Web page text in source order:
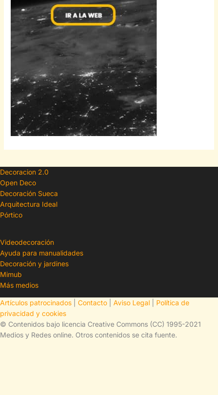
Decoracion 2.0
Open Deco
Decoración Sueca
Arquitectura Ideal
Pórtico
Videodecoración
Ayuda para manualidades
Decoración y jardines
Mimub
Más medios
Artículos patrocinados Contacto Aviso Legal
Política de
privacidad y cookies
© Contenidos bajo licencia Creative Commons (CC) 1995-2021
Medios y Redes online. Otros contenidos se cita fuente.